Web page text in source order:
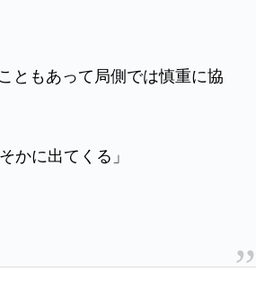
ともあって局側では慎重に協
かに出てくる」